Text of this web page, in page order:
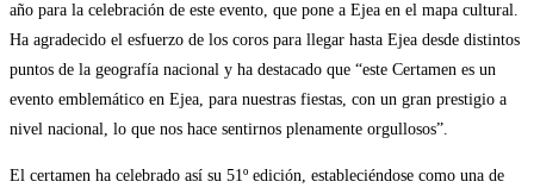
año para la celebración de este evento, que pone a Ejea en el mapa cultural.
Ha agradecido el esfuerzo de los coros para llegar hasta Ejea desde distintos
puntos de la geografía nacional y ha destacado que “este Certamen es un
evento emblemático en Ejea, para nuestras fiestas, con un gran prestigio a
nivel nacional, lo que nos hace sentirnos plenamente orgullosos”.
El certamen ha celebrado así su 51º edición, estableciéndose como una de